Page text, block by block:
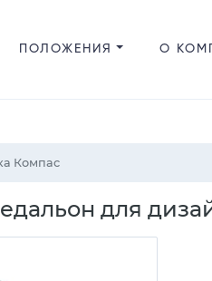
ПОЛОЖЕНИЯ О
Компас
для